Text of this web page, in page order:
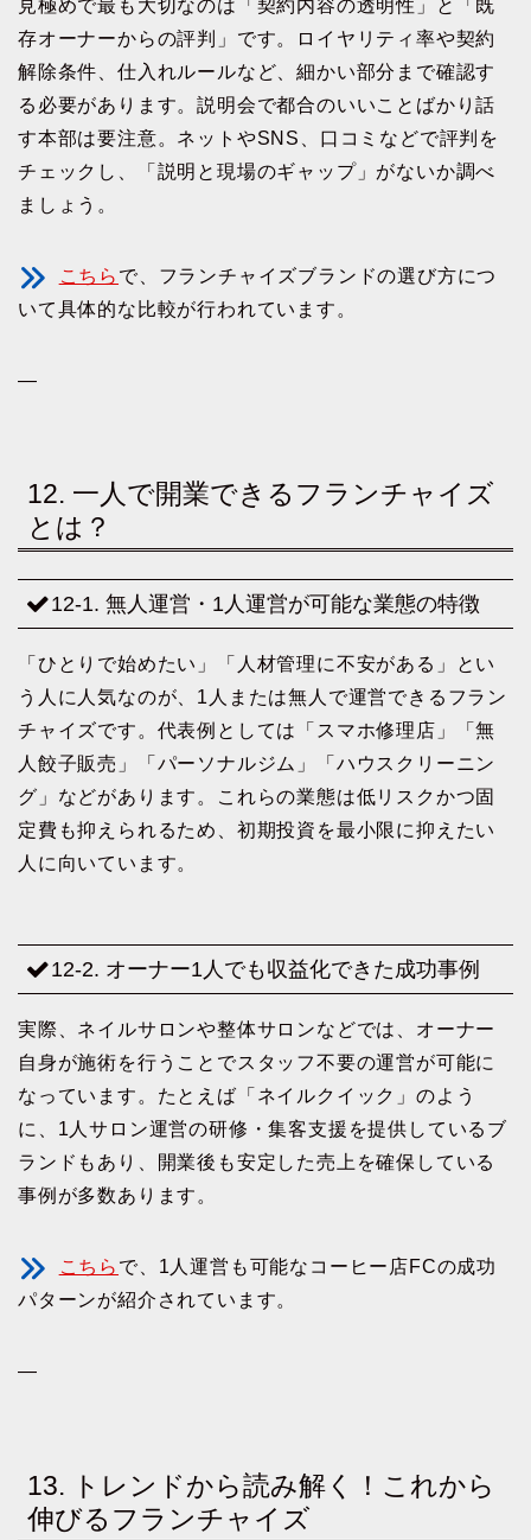
見極めで最も大切なのは「契約内容の透明性」と「既
存オーナーからの評判」です。ロイヤリティ率や契約
解除条件、仕入れルールなど、細かい部分まで確認す
る必要があります。説明会で都合のいいことばかり話
す本部は要注意。ネットやSNS、口コミなどで評判を
チェックし、「説明と現場のギャップ」がないか調べ
ましょう。
こちら で、フランチャイズブランドの選び方につ
いて具体的な比較が行われています。
—
12. 一人で開業できるフランチャイズ
とは？
12-1. 無人運営・1人運営が可能な業態の特徴
「ひとりで始めたい」「人材管理に不安がある」とい
う人に人気なのが、1人または無人で運営できるフラン
チャイズです。代表例としては「スマホ修理店」「無
人餃子販売」「パーソナルジム」「ハウスクリーニン
グ」などがあります。これらの業態は低リスクかつ固
定費も抑えられるため、初期投資を最小限に抑えたい
人に向いています。
12-2. オーナー1人でも収益化できた成功事例
実際、ネイルサロンや整体サロンなどでは、オーナー
自身が施術を行うことでスタッフ不要の運営が可能に
なっています。たとえば「ネイルクイック」のよう
に、1人サロン運営の研修・集客支援を提供しているブ
ランドもあり、開業後も安定した売上を確保している
事例が多数あります。
こちら で、1人運営も可能なコーヒー店FCの成功
パターンが紹介されています。
—
13. トレンドから読み解く！これから
伸びるフランチャイズ